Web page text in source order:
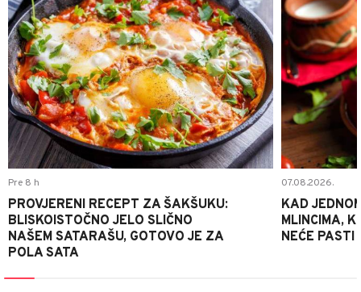
Pre 8 h
PROVJERENI RECEPT ZA ŠAKŠUKU:
BLISKOISTOČNO JELO SLIČNO
NAŠEM SATARAŠU, GOTOVO JE ZA
POLA SATA
07.08.2026.
KAD
MLINCIMA,
NEĆE PASTI